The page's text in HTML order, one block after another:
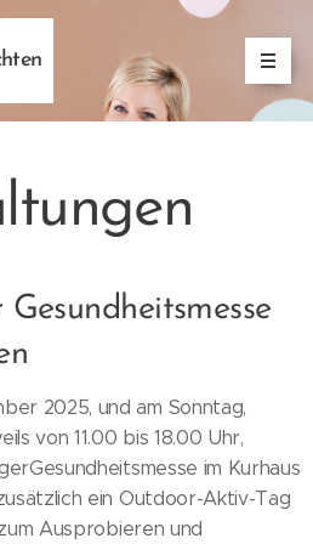
2025, und am Sonntag,
von 11.00 bis 18.00 Uhr,
im Kurhaus
ein Outdoor-Aktiv-Tag
Ausprobieren und